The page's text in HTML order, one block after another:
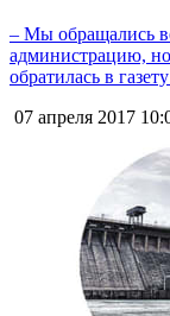
– Мы обращались
администрацию,
обратилась в
07 апреля 2017